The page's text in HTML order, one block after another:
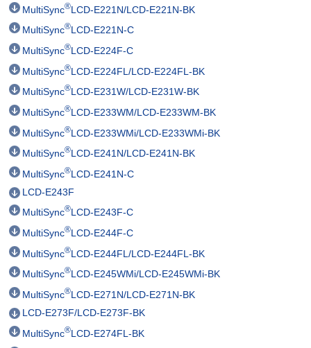
MultiSync®LCD-E221N/LCD-E221N-BK
MultiSync®LCD-E221N-C
MultiSync®LCD-E224F-C
MultiSync®LCD-E224FL/LCD-E224FL-BK
MultiSync®LCD-E231W/LCD-E231W-BK
MultiSync®LCD-E233WM/LCD-E233WM-BK
MultiSync®LCD-E233WMi/LCD-E233WMi-BK
MultiSync®LCD-E241N/LCD-E241N-BK
MultiSync®LCD-E241N-C
LCD-E243F
MultiSync®LCD-E243F-C
MultiSync®LCD-E244F-C
MultiSync®LCD-E244FL/LCD-E244FL-BK
MultiSync®LCD-E245WMi/LCD-E245WMi-BK
MultiSync®LCD-E271N/LCD-E271N-BK
LCD-E273F/LCD-E273F-BK
MultiSync®LCD-E274FL-BK